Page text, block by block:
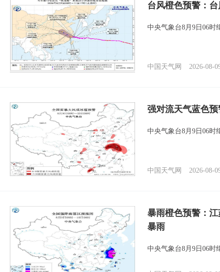
台风橙色预警：
中央气象台8月9日06时
中国天气网 2026-08-
强对流天气蓝色
中央气象台8月9日06时
中国天气网 2026-08-
暴雨橙色预警：
暴雨
中央气象台8月9日06时